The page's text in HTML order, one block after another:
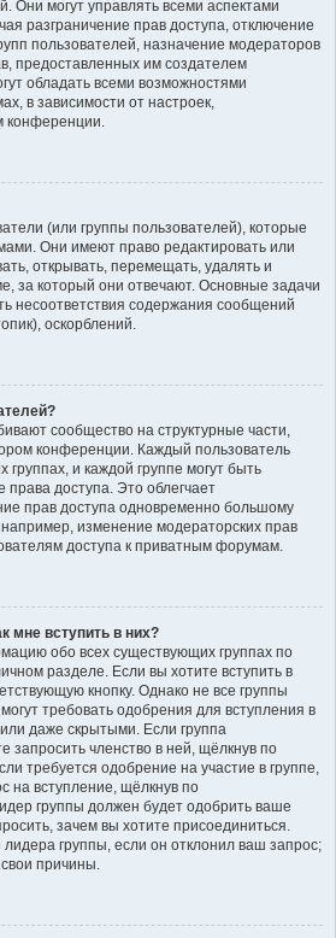
Они могут управлять всеми аспектами
разграничение прав доступа, отключение
пользователей, назначение модераторов
предоставленных им создателем
обладать всеми возможностями
в зависимости от настроек,
конференции.
(или группы пользователей), которые
Они имеют право редактировать или
открывать, перемещать, удалять и
за который они отвечают. Основные задачи
несоответствия содержания сообщений
оскорблений.
сообщество на структурные части,
конференции. Каждый пользователь
группах, и каждой группе могут быть
доступа. Это облегчает
прав доступа одновременно большому
например, изменение модераторских прав
доступа к приватным форумам.
мне вступить в них?
обо всех существующих группах по
разделе. Если вы хотите вступить в
кнопку. Однако не все группы
требовать одобрения для вступления в
даже скрытыми. Если группа
запросить членство в ней, щёлкнув по
требуется одобрение на участие в группе,
на вступление, щёлкнув по
группы должен будет одобрить ваше
зачем вы хотите присоединиться.
группы, если он отклонил ваш запрос;
причины.